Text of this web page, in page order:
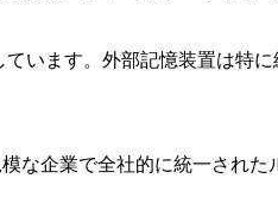
います。外部記憶装置は特
企業で全社的に統一され